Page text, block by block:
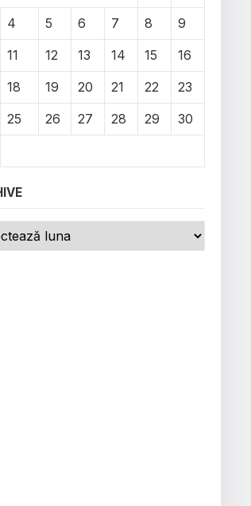
4 5 6 7 8
9
11 12 13 14 15
16
18 19 20 21 22
23
25 26 27 28 29
30